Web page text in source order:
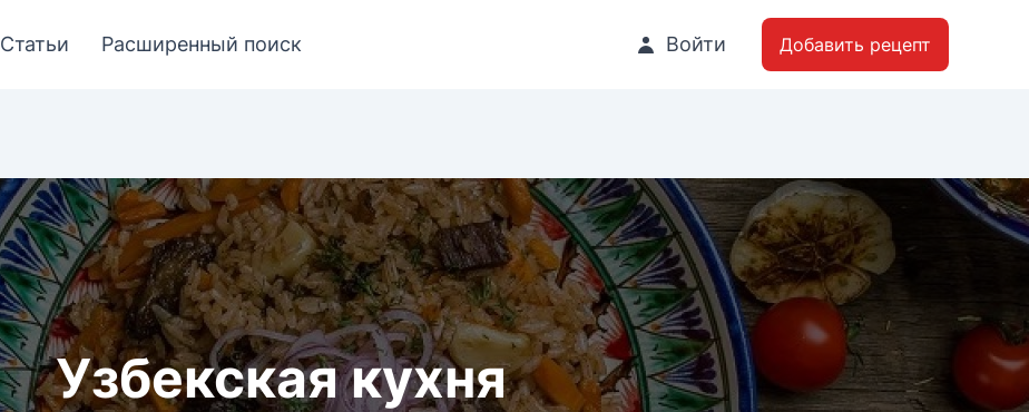
Статьи Расширенный поиск Войти Добавить рецепт
Узбекская кухня